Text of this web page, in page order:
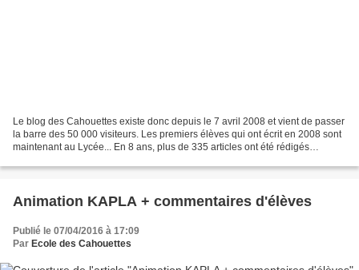
Le blog des Cahouettes existe donc depuis le 7 avril 2008 et vient de passer
la barre des 50 000 visiteurs. Les premiers élèves qui ont écrit en 2008 sont
maintenant au Lycée... En 8 ans, plus de 335 articles ont été rédigés
Animation KAPLA + commentaires d'élèves
Publié le 07/04/2016 à 17:09
Par Ecole des Cahouettes